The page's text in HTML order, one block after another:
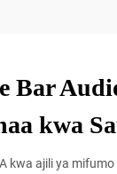
Bar
kwa
kwa ajili ya